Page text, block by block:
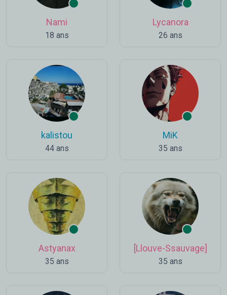
Nami
18 ans
Lycanora
26 ans
kalistou
44 ans
MiK
35 ans
Astyanax
35 ans
[Llouve-Ssauvage]
35 ans